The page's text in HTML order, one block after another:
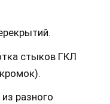
стыков ГКЛ
разного